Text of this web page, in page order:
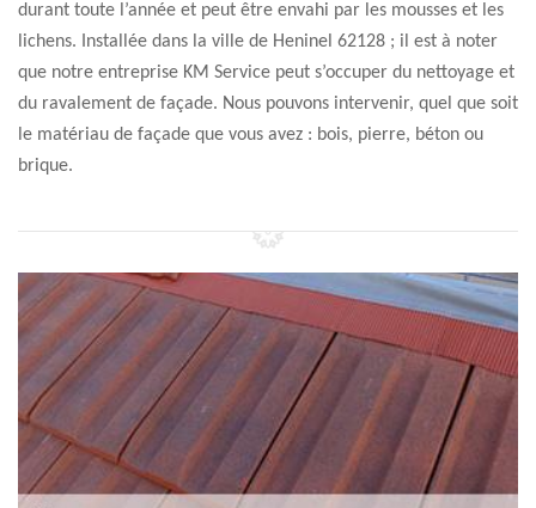
durant toute l’année et peut être envahi par les mousses et les
lichens. Installée dans la ville de Heninel 62128 ; il est à noter
que notre entreprise KM Service peut s’occuper du nettoyage et
du ravalement de façade. Nous pouvons intervenir, quel que soit
le matériau de façade que vous avez : bois, pierre, béton ou
brique.